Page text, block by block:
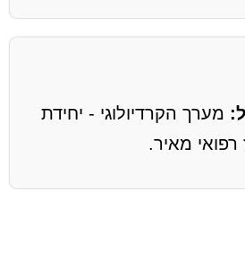
מערך הקרדיולוגי - יחידת
מאיר.